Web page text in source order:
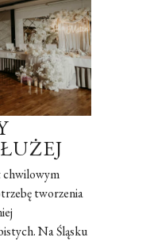
chwilowym
tworzenia
Na Śląsku